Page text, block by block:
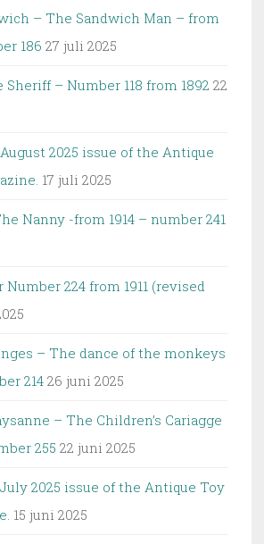
– The Sandwich Man – from
186 27 juli 2025
– Number 118 from 1892 22
2025 issue of the Antique
17 juli 2025
Nanny -from 1914 – number 241
224 from 1911 (revised
– The dance of the monkeys
214 26 juni 2025
– The Children’s Cariagge
255 22 juni 2025
2025 issue of the Antique Toy
15 juni 2025